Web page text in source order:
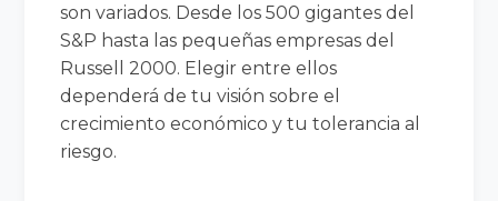
son variados. Desde los 500 gigantes del
S&P hasta las pequeñas empresas del
Russell 2000. Elegir entre ellos
dependerá de tu visión sobre el
crecimiento económico y tu tolerancia al
riesgo.